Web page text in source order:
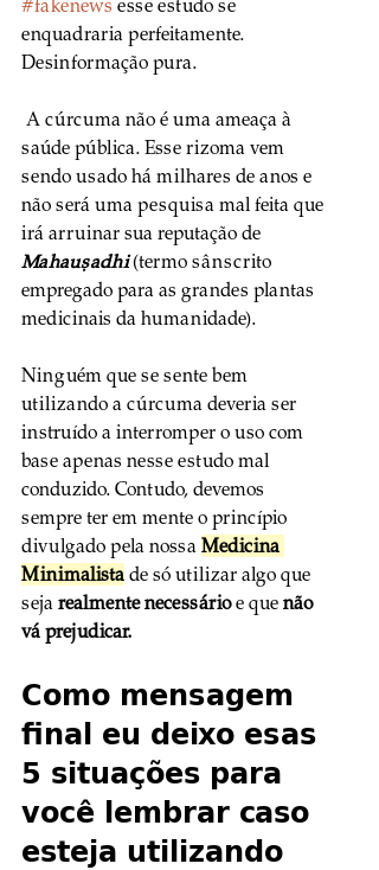
#fakenews esse estudo se
enquadraria perfeitamente.
Desinformação pura.
saúde pública. Esse rizoma vem
sendo usado há milhares de anos e
não será uma pesquisa mal feita que
irá arruinar sua reputação de
Mahauṣadhi (termo sânscrito
empregado para as grandes plantas
medicinais da humanidade).
Ninguém que se sente bem
utilizando a cúrcuma deveria ser
instruído a interromper o uso com
base apenas nesse estudo mal
conduzido. Contudo, devemos
sempre ter em mente o princípio
divulgado pela nossa Medicina
Minimalista de só utilizar algo que
seja realmente necessário e que não
vá prejudicar.
Como mensagem
final eu deixo esas
5 situações para
você lembrar caso
esteja utilizando